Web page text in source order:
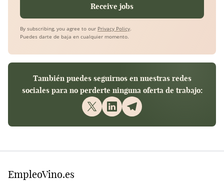
Receive jobs
By subscribing, you agree to our Privacy Policy.
Puedes darte de baja en cualquier momento.
También puedes seguirnos en nuestras redes
sociales para no perderte ninguna oferta de trabajo:
EmpleoVino.es